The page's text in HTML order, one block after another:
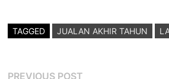
TAGGED JUALAN AKHIR TAHUN
PREVIOUS POST